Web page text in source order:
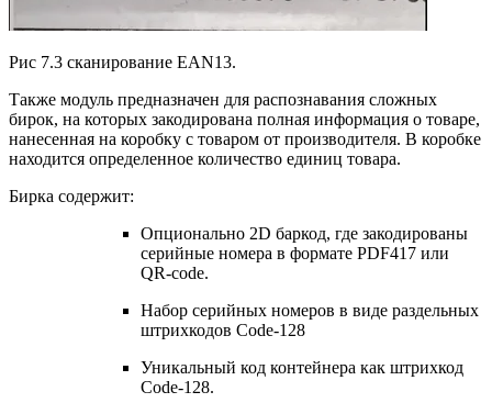
Рис 7.3 сканирование EAN13.
Также модуль предназначен для распознавания сложных
бирок, на которых закодирована полная информация о товаре,
нанесенная на коробку с товаром от производителя. В коробке
находится определенное количество единиц товара.
Бирка содержит:
Опционально 2D баркод, где закодированы
серийные номера в формате PDF417 или
QR-code.
Набор серийных номеров в виде раздельных
штрихкодов Code-128
Уникальный код контейнера как штрихкод
Code-128.